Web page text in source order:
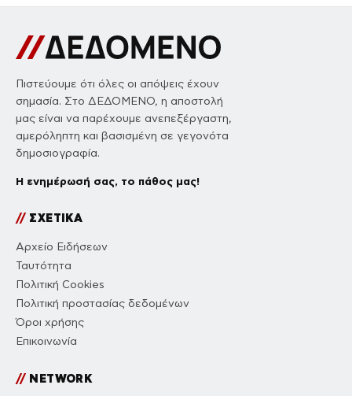
Πιστεύουμε ότι όλες οι απόψεις έχουν
σημασία. Στο ΔΕΔΟΜΕΝΟ, η αποστολή
μας είναι να παρέχουμε ανεπεξέργαστη,
αμερόληπτη και βασισμένη σε γεγονότα
δημοσιογραφία.
Η ενημέρωσή σας, το πάθος μας!
//ΣΧΕΤΙΚΑ
Αρχείο Ειδήσεων
Ταυτότητα
Πολιτική Cookies
Πολιτική προστασίας δεδομένων
Όροι χρήσης
Επικοινωνία
//NETWORK